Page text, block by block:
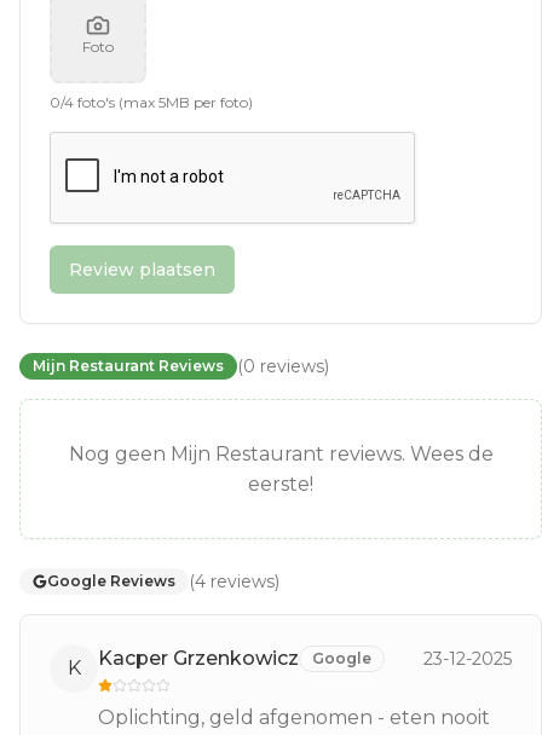
Foto
0/4 foto's (max 5MB per foto)
Review plaatsen
Mijn Restaurant Reviews (0 reviews)
Nog geen Mijn Restaurant reviews. Wees de
eerste!
Google Reviews (4 reviews)
K Kacper Grzenkowicz Google 23-12-2025
Oplichting, geld afgenomen - eten nooit